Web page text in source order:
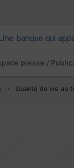
Une banque qui
presse /
Qualité de vie au